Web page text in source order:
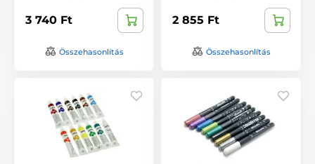
3 740 Ft
Összehasonlítás
2 855 Ft
Összehasonlítás